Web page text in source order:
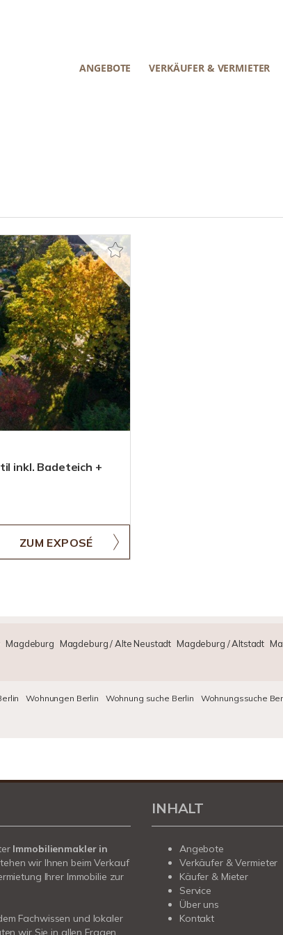
ANGEBOTE VERKÄUFER & VERMIETER
inkl. Badeteich +
ZUM EXPOSÉ
Magdeburg Magdeburg / Alte Neustadt Magdeburg / Altstadt
Wohnungen Berlin Wohnung suche Berlin Wohnungssuche
Immobilienmakler in
wir Ihnen beim Verkauf
Ihrer Immobilie zur
Fachwissen und lokaler
wir Sie in allen Fragen
INHALT
Angebote
Verkäufer & Vermieter
Käufer & Mieter
Service
Über uns
Kontakt